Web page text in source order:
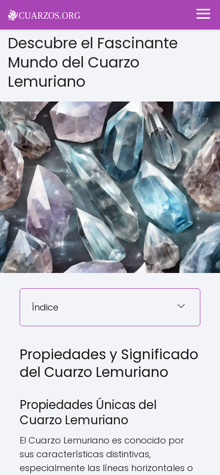
Descubre el Fascinante
Mundo del Cuarzo
Lemuriano
Índice
Propiedades y Significado
del Cuarzo Lemuriano
Propiedades Únicas del
Cuarzo Lemuriano
El Cuarzo Lemuriano es conocido por
sus características distintivas,
especialmente las líneas horizontales o